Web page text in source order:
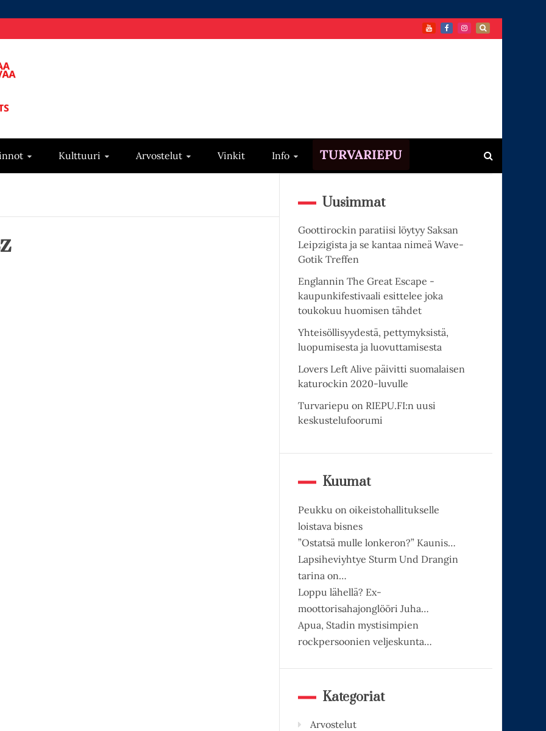
Kulttuuri Arvostelut Vinkit Info TURVARIEPU
Uusimmat
Goottirockin paratiisi löytyy Saksan
Leipzigista ja se kantaa nimeä Wave-
Gotik Treffen
Englannin The Great Escape -
kaupunkifestivaali esittelee joka
toukokuu huomisen tähdet
Yhteisöllisyydestä, pettymyksistä,
luopumisesta ja luovuttamisesta
Lovers Left Alive päivitti suomalaisen
katurockin 2020-luvulle
Turvariepu on RIEPU.FI:n uusi
keskustelufoorumi
Kuumat
Peukku on oikeistohallitukselle
loistava bisnes
”Ostatsä mulle lonkeron?” Kaunis…
Lapsiheviyhtye Sturm Und Drangin
tarina on…
Loppu lähellä? Ex-
moottorisahajonglööri Juha…
Apua, Stadin mystisimpien
rockpersoonien veljeskunta…
Kategoriat
Arvostelut